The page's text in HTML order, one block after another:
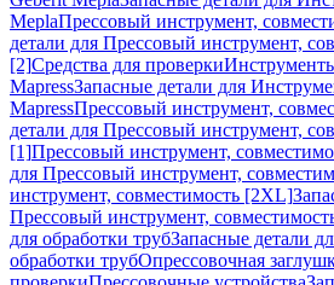
MeplaПрессовый инструмент,
детали для Прессовый инструмент,
[2]Средства для проверки
MapressЗапасные детали для
MapressПрессовый инструмент,
детали для Прессовый инструмент,
[1]Прессовый инструмент,
для Прессовый инструмент,
инструмент, совместимость [2XL]
Прессовый инструмент,
для обработки трубЗапасные детали
обработки трубОпрессовочная